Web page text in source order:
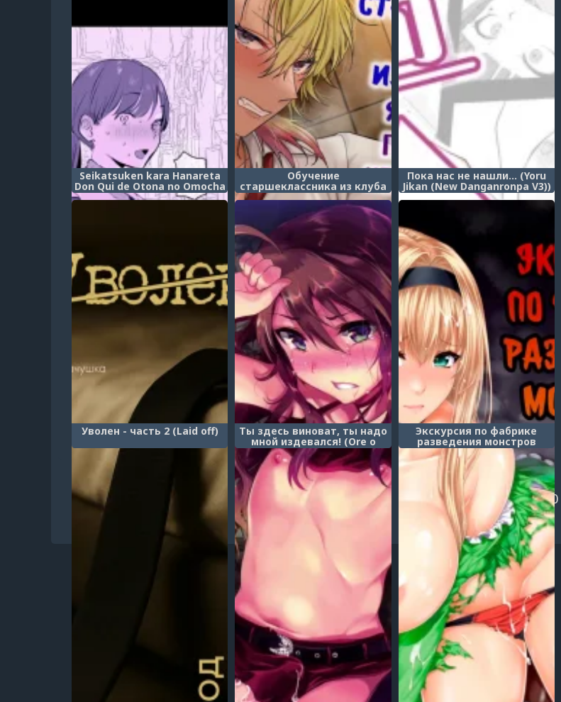
Seikatsuken kara Hanareta
Don Qui de Otona no Omocha
o Busshoku Suru Sugata o
выбирающую секс-игрушки
в магазине подальше от
дома)
Обучение
старшеклассника из клуба
Яричин: пока он не станет
моей девушкой - глава 2
(Yarichin DK kousei ~ kanojo
ni suru made)
Пока нас не нашли... (Yoru
Jikan (New Danganronpa V3))
Уволен - часть 2 (Laid off) Ты здесь виноват, ты надо
мной издевался! (Ore o
Ijimeta Omae ga Warui)
Экскурсия по фабрике
разведения монстров
(Monster Breeding Factory,
Inspection!)
1 3 4 5 6 7 9 10